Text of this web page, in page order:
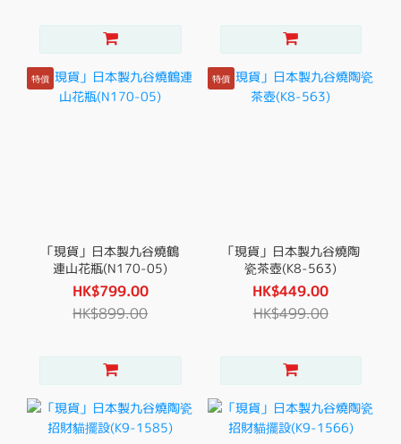
特價
「現貨」日本製九谷燒鶴
連山花瓶(N170-05)
HK$799.00
HK$899.00
特價
「現貨」日本製九谷燒陶
瓷茶壺(K8-563)
HK$449.00
HK$499.00